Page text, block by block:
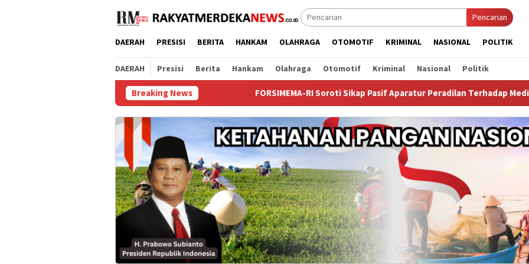
Pencarian
DAERAH PRESISI BERITA HANKAM OLAHRAGA OTOMOTIF KRIMINAL NASIONAL POLITIK
DAERAH Presisi Berita Hankam Olahraga Otomotif Kriminal Nasional Politik
Breaking NewsFORSIMEMA-RI Soroti Sikap Pasif Aparatur Peradilan Terhadap Media: Menutup Diri